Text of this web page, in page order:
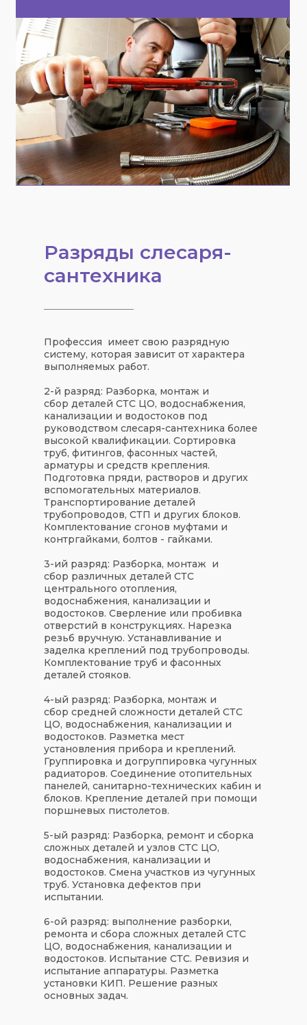
Разряды слесаря-
сантехника
Профессия имеет свою разрядную
систему, которая зависит от характера
выполняемых работ.
2-й разряд: Разборка, монтаж и
сбор деталей СТС ЦО, водоснабжения,
канализации и водостоков под
руководством слесаря-сантехника более
высокой квалификации. Сортировка
труб, фитингов, фасонных частей,
арматуры и средств крепления.
Подготовка пряди, растворов и других
вспомогательных материалов.
Транспортирование деталей
трубопроводов, СТП и других блоков.
Комплектование сгонов муфтами и
контргайками, болтов - гайками.
3-ий разряд: Разборка, монтаж и
сбор различных деталей СТС
центрального отопления,
водоснабжения, канализации и
водостоков. Сверление или пробивка
отверстий в конструкциях. Нарезка
резьб вручную. Устанавливание и
заделка креплений под трубопроводы.
Комплектование труб и фасонных
деталей стояков.
4-ый разряд: Разборка, монтаж и
сбор средней сложности деталей СТС
ЦО, водоснабжения, канализации и
водостоков. Разметка мест
установления прибора и креплений.
Группировка и догруппировка чугунных
радиаторов. Соединение отопительных
панелей, санитарно-технических кабин и
блоков. Крепление деталей при помощи
поршневых пистолетов.
5-ый разряд: Разборка, ремонт и сборка
сложных деталей и узлов СТС ЦО,
водоснабжения, канализации и
водостоков. Смена участков из чугунных
труб. Установка дефектов при
испытании.
6-ой разряд: выполнение разборки,
ремонта и сбора сложных деталей СТС
ЦО, водоснабжения, канализации и
водостоков. Испытание СТС. Ревизия и
испытание аппаратуры. Разметка
установки КИП. Решение разных
основных задач.​​​​​​​